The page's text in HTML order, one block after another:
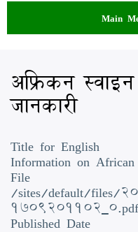
Main
अफ्रिकन
जानकारी
Title for English
Information on
File
/sites/default/files/
1709201102_0.pdf
Published Date